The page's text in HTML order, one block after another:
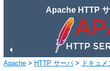
Apache HTTP
Apache > HTTP サーバ> ドキュ